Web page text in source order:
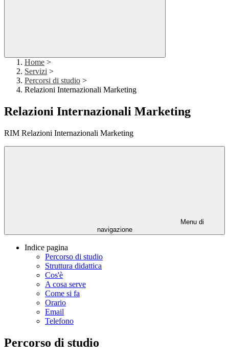
Home >
Servizi >
Percorsi di studio >
Relazioni Internazionali Marketing
Relazioni Internazionali Marketing
RIM Relazioni Internazionali Marketing
Menu di
navigazione
Indice pagina
Percorso di studio
Struttura didattica
Cos'è
A cosa serve
Come si fa
Orario
Email
Telefono
Percorso di studio